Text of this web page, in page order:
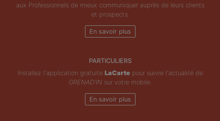
aux Professionnels de mieux communiquer auprès de leurs clients
et prospects.
En savoir plus
PARTICULIERS
Installez l'application gratuite LaCartepour suivre l'actualité de
GRENAD'INsur votre mobile.
En savoir plus